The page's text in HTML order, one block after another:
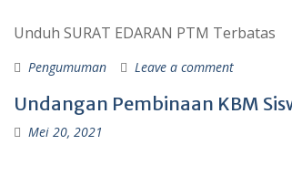
Unduh SURAT EDARAN PTM Terbatas
Pengumuman Leave a comment
Undangan Pembinaan KBM
Mei 20, 2021